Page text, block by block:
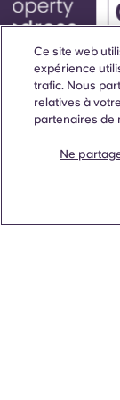
Ce site web
expérience
trafic. Nous
relatives à
partenaires de
Ne